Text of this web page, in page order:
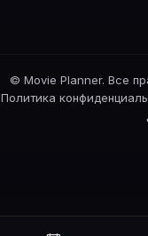
© Movie Planner. Все
Политика